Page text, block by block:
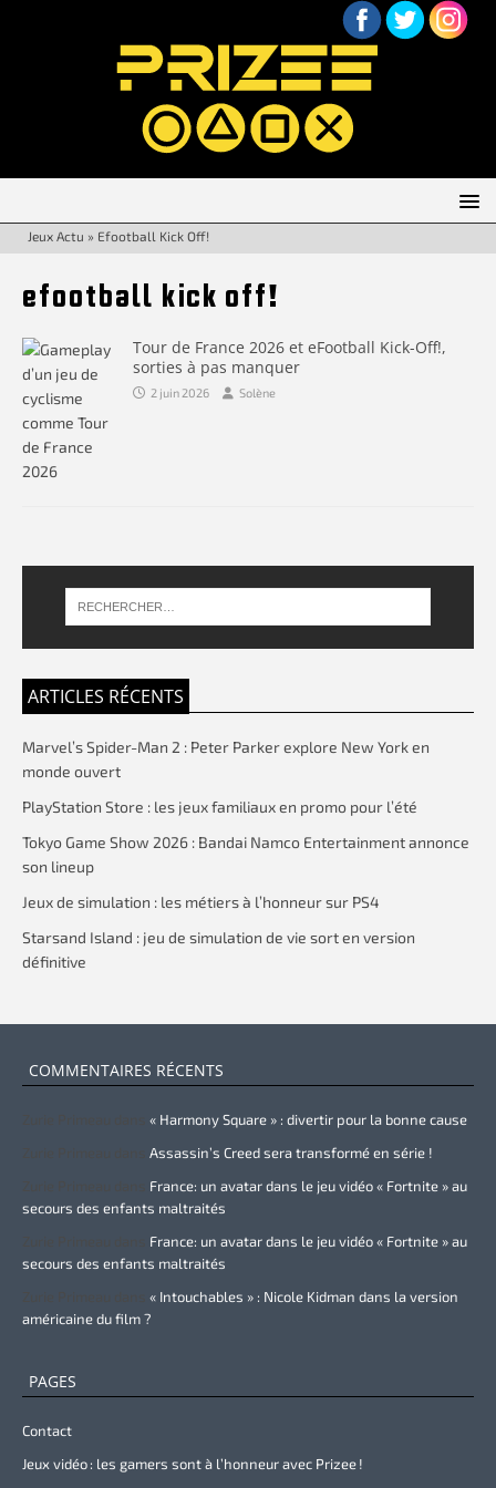
Jeux Actu » Efootball Kick Off!
efootball kick off!
Tour de France 2026 et eFootball Kick-Off!,
sorties à pas manquer
2 juin 2026 Solène
ARTICLES RÉCENTS
Marvel’s Spider-Man 2 : Peter Parker explore New York en
monde ouvert
PlayStation Store : les jeux familiaux en promo pour l’été
Tokyo Game Show 2026 : Bandai Namco Entertainment annonce
son lineup
Jeux de simulation : les métiers à l’honneur sur PS4
Starsand Island : jeu de simulation de vie sort en version
définitive
COMMENTAIRES RÉCENTS
« Harmony Square » : divertir pour la bonne cause
Assassin’s Creed sera transformé en série !
France: un avatar dans le jeu vidéo « Fortnite » au
secours des enfants maltraités
France: un avatar dans le jeu vidéo « Fortnite » au
secours des enfants maltraités
« Intouchables » : Nicole Kidman dans la version
américaine du film ?
PAGES
Contact
Jeux vidéo : les gamers sont à l’honneur avec Prizee !